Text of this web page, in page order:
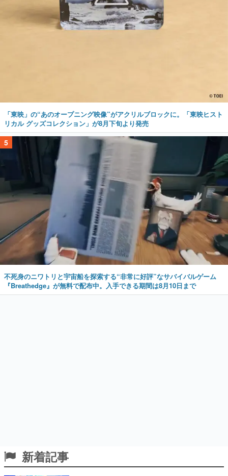
「東映」の“あのオープニング映像”がアクリルブロックに。「東映ヒスト
リカル グッズコレクション」が8月下旬より発売
5
不死身のニワトリと宇宙船を探索する“非常に好評”なサバイバルゲーム
『Breathedge』が無料で配布中。入手できる期間は8月10日まで
新着記事